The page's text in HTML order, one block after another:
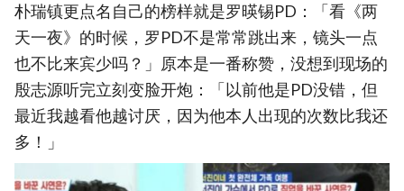
朴瑞镇更点名自己的榜样就是罗暎锡PD：「看《两
天一夜》的时候，罗PD不是常常跳出来，镜头一点
也不比来宾少吗？」原本是一番称赞，没想到现场的
殷志源听完立刻变脸开炮：「以前他是PD没错，但
最近我越看他越讨厌，因为他本人出现的次数比我还
多！」